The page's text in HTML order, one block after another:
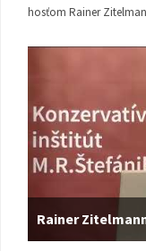
hosťom Rainer
Rainer